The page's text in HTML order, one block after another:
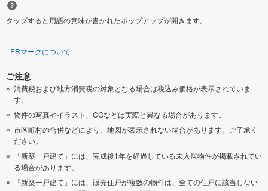
タップすると用語の意味が書かれたポップアップが開きます。
PRマークについて
ご注意
消費税および地方消費税の対象となる場合は税込み価格が表示されていま
す。
物件の写真やイラスト、CGなどは実際と異なる場合があります。
市区町村の合併などにより、地図が表示されない場合があります。ご了承く
ださい。
「新築一戸建て」には、完成後1年を経過している未入居物件が掲載されてい
る場合があります。
「新築一戸建て」には、販売住戸が複数の物件は、全ての住戸に該当しない